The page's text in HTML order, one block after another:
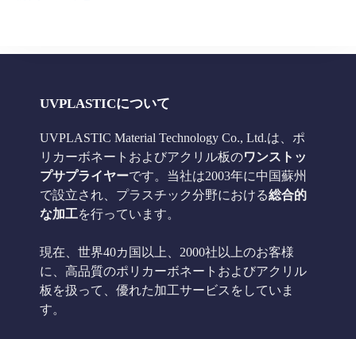
UVPLASTICについて
UVPLASTIC Material Technology Co., Ltd.は、ポ
リカーボネートおよびアクリル板のワンストッ
プサプライヤーです。当社は2003年に中国蘇州
で設立され、プラスチック分野における総合的
な加工を行っています。
現在、世界40カ国以上、2000社以上のお客様
に、高品質のポリカーボネートおよびアクリル
板を扱って、優れた加工サービスをしていま
す。